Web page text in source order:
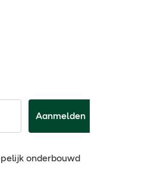
Aanmelden
onderbouwd